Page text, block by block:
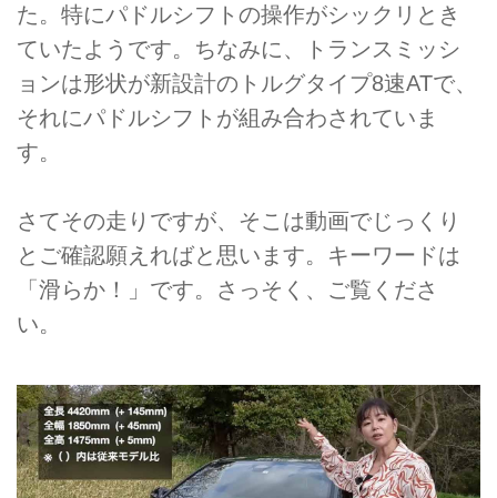
た。特にパドルシフトの操作がシックリとき
ていたようです。ちなみに、トランスミッシ
ョンは形状が新設計のトルグタイプ8速ATで、
それにパドルシフトが組み合わされていま
す。
さてその走りですが、そこは動画でじっくり
とご確認願えればと思います。キーワードは
「滑らか！」です。さっそく、ご覧くださ
い。